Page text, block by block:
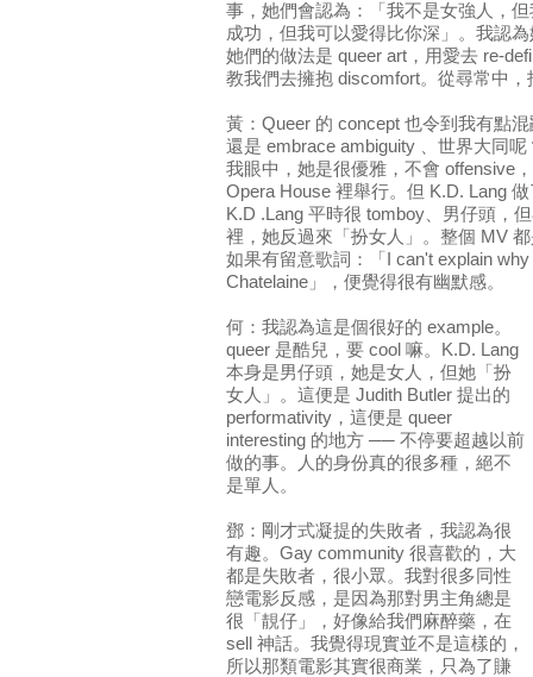
事，她們會認為：「我不是女強人，
成功，但我可以愛得比你深」。我認
她們的做法是 queer art，用愛去 re-
教我們去擁抱 discomfort。從尋常中，
黃：Queer 的 concept 也令到我有點
還是 embrace ambiguity 、世界大同
我眼中，她是很優雅，不會 offensive
Opera House 裡舉行。但 K.D. Lang
K.D .Lang 平時很 tomboy、男仔頭，
裡，她反過來「扮女人」。整個 MV
如果有留意歌詞：「I can't explain
Chatelaine」，便覺得很有幽默感。
何：我認為這是個很好的 example。
queer 是酷兒，要 cool 嘛。K.D. Lang
本身是男仔頭，她是女人，但她「扮
女人」。這便是 Judith Butler 提出的
performativity，這便是 queer
interesting 的地方 ── 不停要超越以前
做的事。人的身份真的很多種，絕不
是單人。
鄧：剛才式凝提的失敗者，我認為很
有趣。Gay community 很喜歡的，大
都是失敗者，很小眾。我對很多同性
戀電影反感，是因為那對男主角總是
很「靚仔」，好像給我們麻醉藥，在
sell 神話。我覺得現實並不是這樣的，
所以那類電影其實很商業，只為了賺